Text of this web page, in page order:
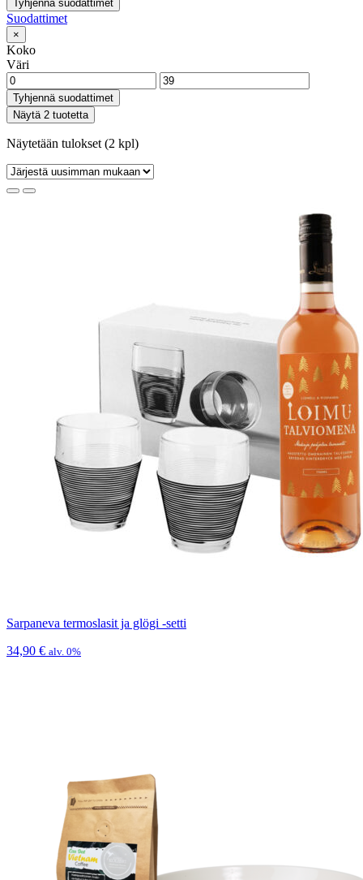
Tyhjennä suodattimet
Suodattimet
×
Koko
Väri
Tyhjennä suodattimet
Näytä 2 tuotetta
Näytetään tulokset (2 kpl)
Sarpaneva termoslasit ja glögi -setti
34,90 € alv. 0%